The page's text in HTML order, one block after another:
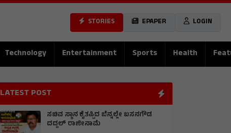
STORIES EPAPER LOGIN
Technology Entertainment Sports Health
LATEST POST
ಸಚಿವ ಸ್ಥಾನ ಕೈತಪ್ಪಿದ ಬೆನ್ನಲ್ಲೇ ಬಸನಗೌಡ
ದದ್ದಲ್ ರಾಜೀನಾಮೆ